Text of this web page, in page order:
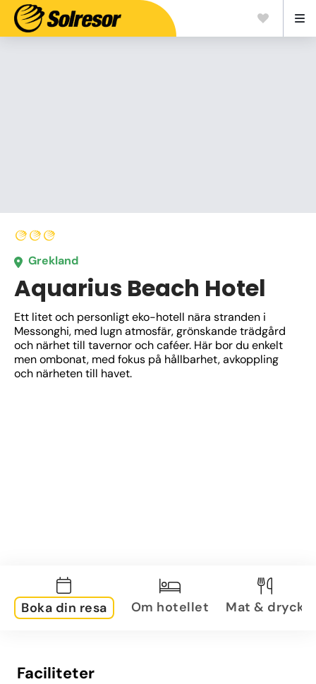
Grekland
Aquarius Beach Hotel
Ett litet och personligt eko-hotell nära stranden i
Messonghi, med lugn atmosfär, grönskande trädgård
och närhet till tavernor och caféer. Här bor du enkelt
men ombonat, med fokus på hållbarhet, avkoppling
och närheten till havet.
Boka din resa Om hotellet Mat & dryck
Faciliteter